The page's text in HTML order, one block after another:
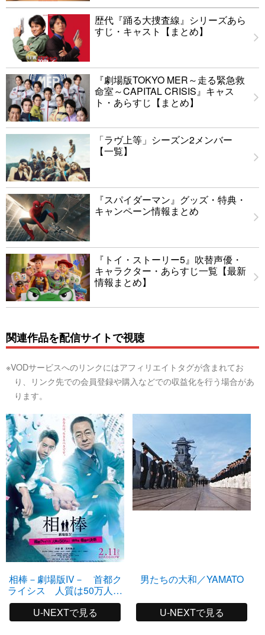
歴代『踊る大捜査線』シリーズあら
すじ・キャスト【まとめ】
『劇場版TOKYO MER～走る緊急救
命室～CAPITAL CRISIS』キャス
ト・あらすじ【まとめ】
「ラヴ上等」シーズン2メンバー
【一覧】
『スパイダーマン』グッズ・特典・
キャンペーン情報まとめ
『トイ・ストーリー5』吹替声優・
キャラクター・あらすじ一覧【最新
情報まとめ】
関連作品を配信サイトで視聴
※VODサービスへのリンクにはアフィリエイトタグが含まれてお
り、リンク先での会員登録や購入などでの収益化を行う場合があ
ります。
相棒－劇場版IV－ 首都ク
ライシス 人質は50万人！
特命係 最後の決断
U-NEXTで見る
男たちの大和／YAMATO
U-NEXTで見る